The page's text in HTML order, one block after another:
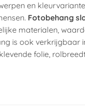
en
Fotobehang
materialen,
is ook verkrijgbaar
folie,